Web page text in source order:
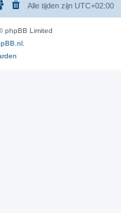
Alle tijden zijn UTC+02:00
phpBB Limited